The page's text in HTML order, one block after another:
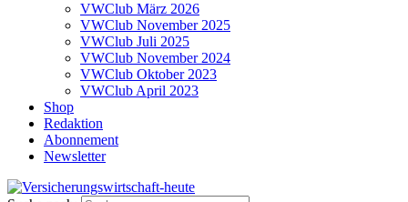
VWClub März 2026
VWClub November 2025
VWClub Juli 2025
VWClub November 2024
VWClub Oktober 2023
VWClub April 2023
Shop
Redaktion
Abonnement
Newsletter